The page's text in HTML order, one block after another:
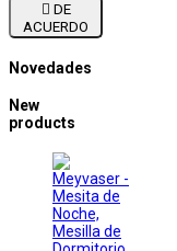

ACUERDO
Novedades
New
products